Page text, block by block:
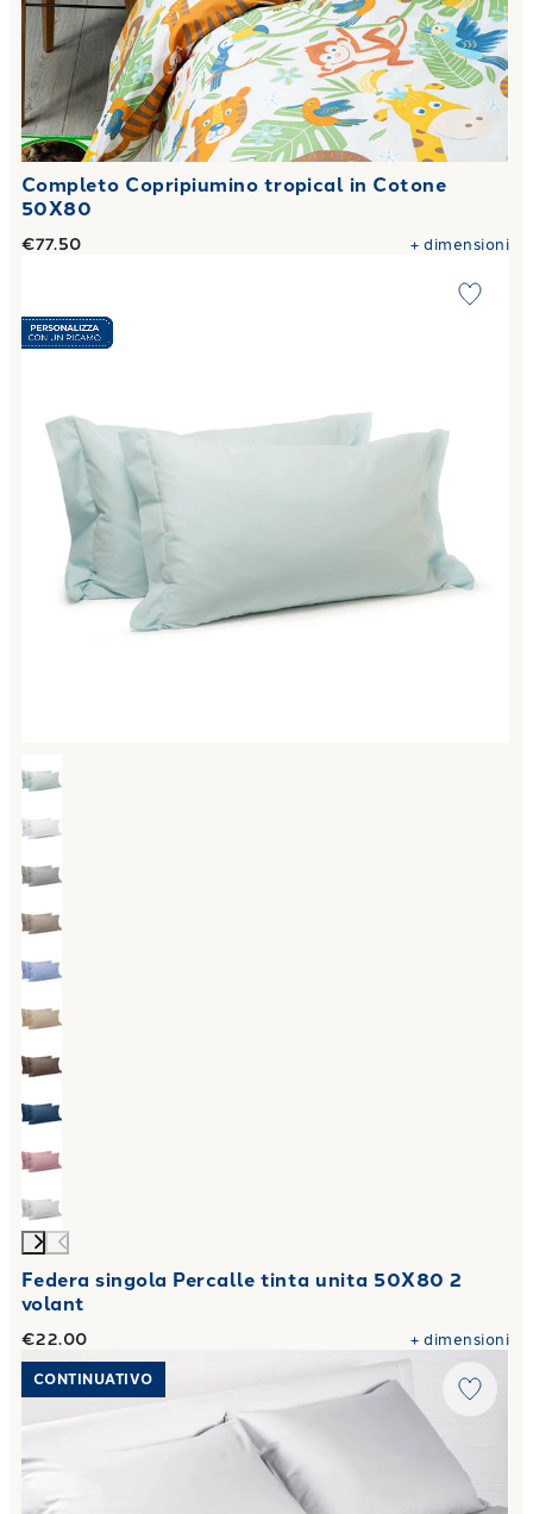
Completo Copripiumino tropical in Cotone
50X80
€77.50 +dimensioni
Federa singola Percalle tinta unita 50X80 2
volant
€22.00 +dimensioni
Link to "Completo Lenzuola premium in Cotone 50X80 2
CONTINUATIVO